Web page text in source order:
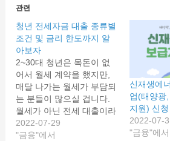
관련
청년 전세자금 대출 종류별
조건 및 금리 한도까지 알
아보자
2~30대 청년은 목돈이 없
어서 월세 계약을 했지만,
매달 나가는 월세가 부담되
는 분들이 많으실 겁니다.
월세가 아닌 전세 대출이라
는 해결책이 있습니다. 전
세대출을 받고 싶지만 어떤
2022-07-29
"금융"에서
신재생에
업(태양광
지원) 신청
2022-07-
"금융"에서